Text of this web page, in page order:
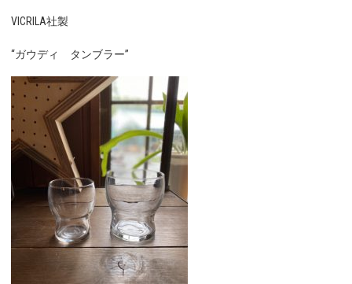
VICRILA社製
“ガウディ タンブラー”